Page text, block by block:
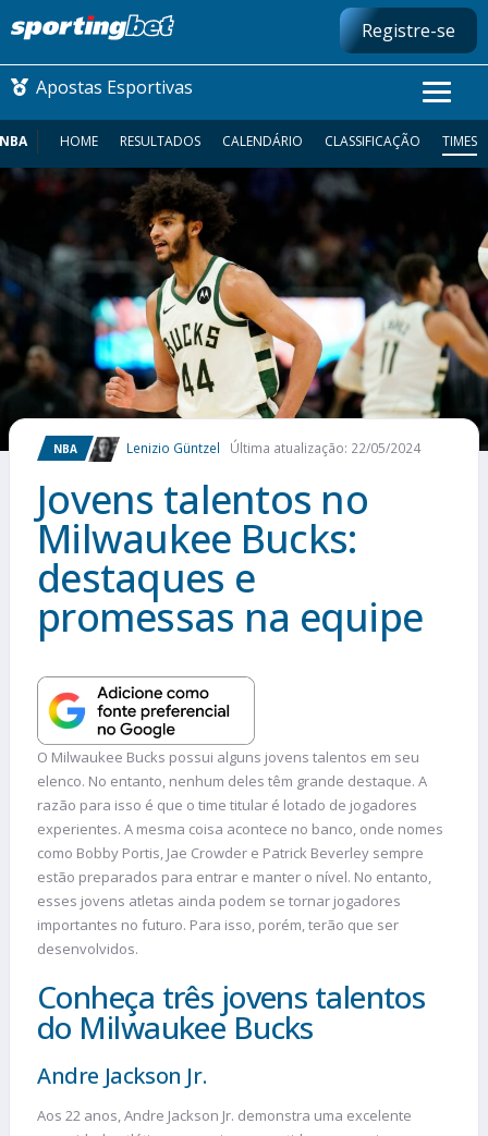
Registre-se
Apostas Esportivas
CONMEBOL LIBERTADORES
FUTEBOL NACIONAL
FUTEBOL INTERNACIONAL
COMO APOSTAR
MAIS ESPORTES
NBA HOME RESULTADOS CALENDÁRIO CLASSIFICAÇÃO TIMES
NBA Lenizio Güntzel Última atualização: 22/05/2024
Jovens talentos no
Milwaukee Bucks:
destaques e
promessas na equipe
O Milwaukee Bucks possui alguns jovens talentos em seu
elenco. No entanto, nenhum deles têm grande destaque. A
razão para isso é que o time titular é lotado de jogadores
experientes. A mesma coisa acontece no banco, onde nomes
como Bobby Portis, Jae Crowder e Patrick Beverley sempre
estão preparados para entrar e manter o nível. No entanto,
esses jovens atletas ainda podem se tornar jogadores
importantes no futuro. Para isso, porém, terão que ser
desenvolvidos.
Conheça três jovens talentos
do Milwaukee Bucks
Andre Jackson Jr.
Aos 22 anos, Andre Jackson Jr. demonstra uma excelente